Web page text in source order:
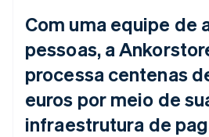
Com uma equipe de
pessoas, a
processa centenas
euros por meio de
infraestrutura de